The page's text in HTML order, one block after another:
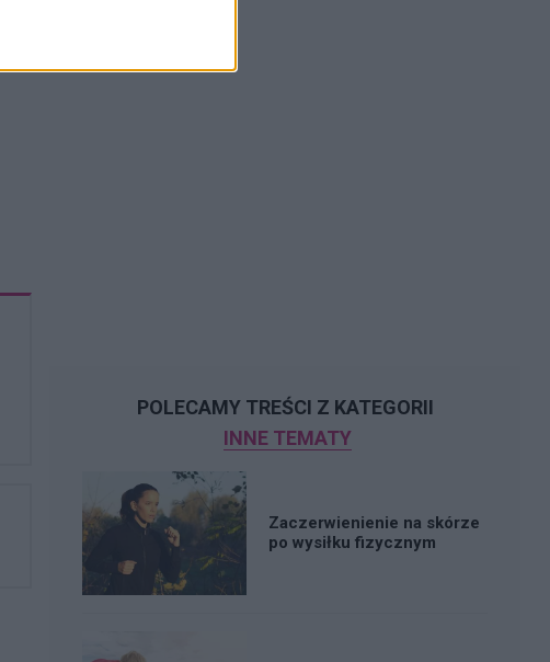
POLECAMY TREŚCI Z KATEGORII
INNE TEMATY
Zaczerwienienie na skórze
po wysiłku fizycznym